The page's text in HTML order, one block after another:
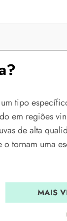
tipo
em regiões
de alta
tornam uma
MAIS